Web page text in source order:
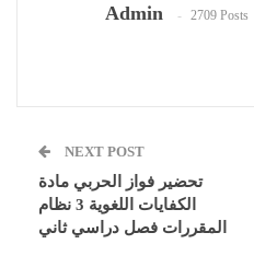
Admin 2709 Posts
NEXT POST
تحضير فواز الحربي مادة
الكفايات اللغوية 3 نظام
المقررات فصل دراسي ثاني